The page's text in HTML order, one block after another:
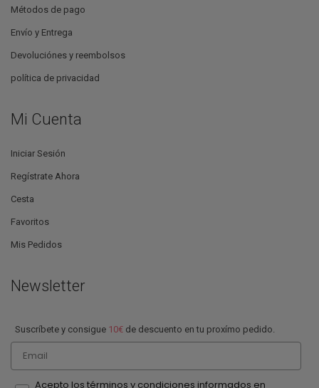
Métodos de pago
Envío y Entrega
Devoluciónes y reembolsos
política de privacidad
Mi Cuenta
Iniciar Sesión
Regístrate Ahora
Cesta
Favoritos
Mis Pedidos
Newsletter
Suscríbete y consigue 10€ de descuento en tu proxímo pedido.
Email
Acepto los términos y condiciones informados en